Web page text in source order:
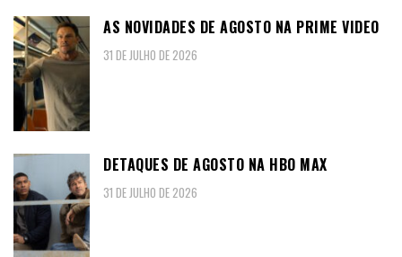
AS NOVIDADES DE AGOSTO NA PRIME VIDEO
31 DE JULHO DE 2026
DETAQUES DE AGOSTO NA HBO MAX
31 DE JULHO DE 2026